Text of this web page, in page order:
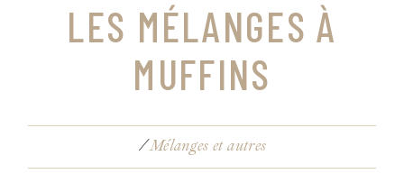
LES MÉLANGES À
MUFFINS
Mélanges et autres